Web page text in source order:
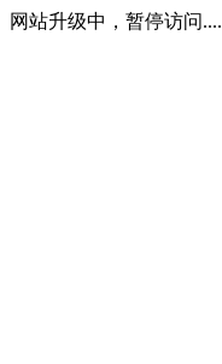
网站升级中，暂停访问....